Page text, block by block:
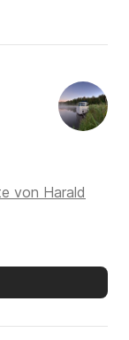
von Harald